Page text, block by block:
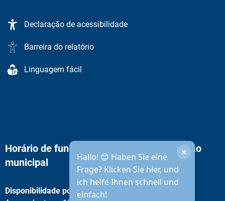
Declaração de acessibilidade
Barreira do relatório
Linguagem fácil
Hallo! 😊 Haben Sie eine
Frage? Klicken Sie hier, und
ich helfe Ihnen schnell und
einfach!
×
Horário de funcionamento da administração
municipal
Disponibilidade por telefone